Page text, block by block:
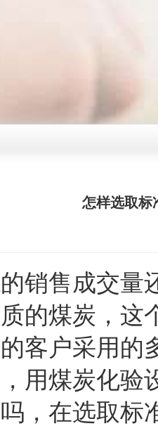
怎样选取标
销售成交量
的煤炭，这
客户采用的
用煤炭化验
，在选取标